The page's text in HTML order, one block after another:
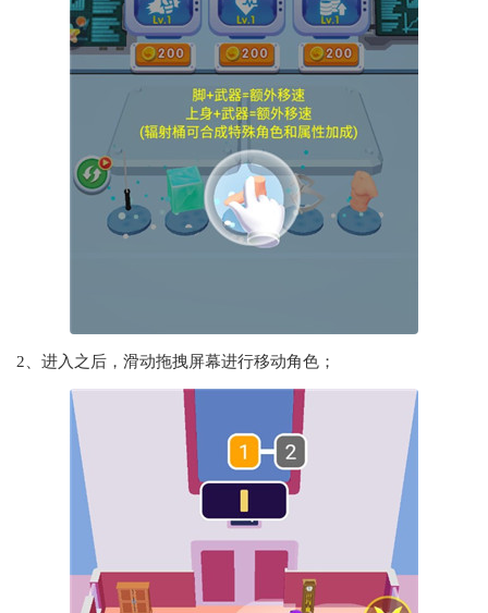
2、进入之后，滑动拖拽屏幕进行移动角色；